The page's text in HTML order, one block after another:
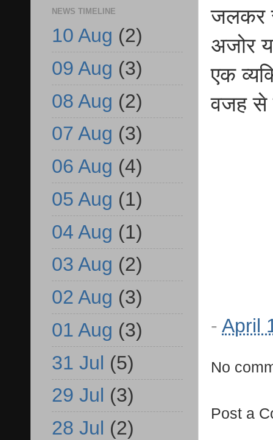
जलकर
अजोर
एक
वजह से
- April
No
Post a
NEWS TIMELINE
10 Aug (2)
09 Aug (3)
08 Aug (2)
07 Aug (3)
06 Aug (4)
05 Aug (1)
04 Aug (1)
03 Aug (2)
02 Aug (3)
01 Aug (3)
31 Jul (5)
29 Jul (3)
28 Jul (2)